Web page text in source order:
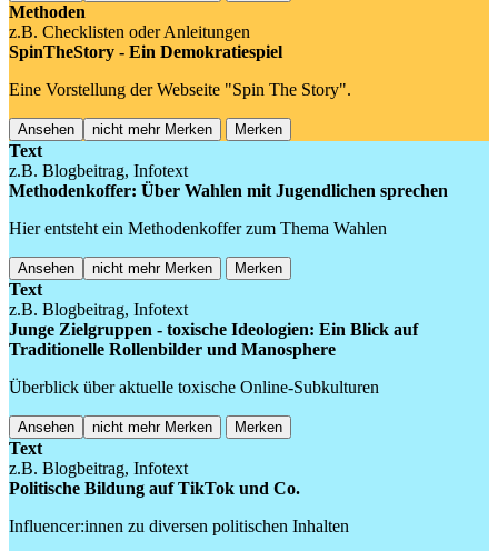
Methoden
z.B. Checklisten oder Anleitungen
SpinTheStory - Ein Demokratiespiel
Eine Vorstellung der Webseite "Spin The Story".
Ansehen nicht mehr Merken Merken
Text
z.B. Blogbeitrag, Infotext
Methodenkoffer: Über Wahlen mit Jugendlichen sprechen
Hier entsteht ein Methodenkoffer zum Thema Wahlen
Ansehen nicht mehr Merken Merken
Text
z.B. Blogbeitrag, Infotext
Junge Zielgruppen - toxische Ideologien: Ein Blick auf
Traditionelle Rollenbilder und Manosphere
Überblick über aktuelle toxische Online-Subkulturen
Ansehen nicht mehr Merken Merken
Text
z.B. Blogbeitrag, Infotext
Politische Bildung auf TikTok und Co.
Influencer:innen zu diversen politischen Inhalten